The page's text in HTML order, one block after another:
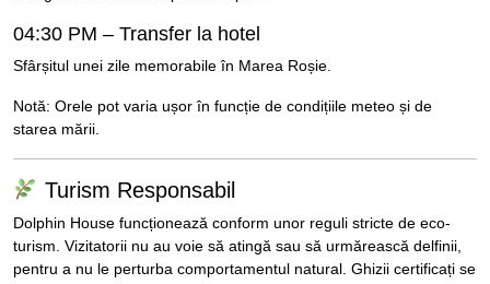
04:30 PM – Transfer la hotel
Sfârșitul unei zile memorabile în Marea Roșie.
Notă: Orele pot varia ușor în funcție de condițiile meteo și de
starea mării.
Turism Responsabil
Dolphin House funcționează conform unor reguli stricte de eco-
turism. Vizitatorii nu au voie să atingă sau să urmărească delfinii,
pentru a nu le perturba comportamentul natural. Ghizii certificați se